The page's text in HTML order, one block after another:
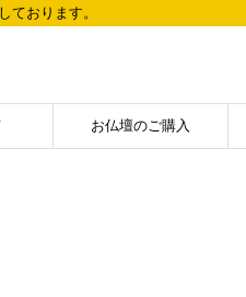
ております。
お仏壇のご購入